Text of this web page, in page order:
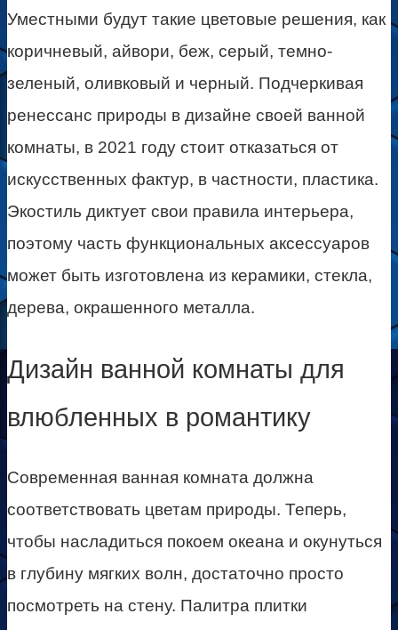
Уместными будут такие цветовые решения, как
коричневый, айвори, беж, серый, темно-
зеленый, оливковый и черный. Подчеркивая
ренессанс природы в дизайне своей ванной
комнаты, в 2021 году стоит отказаться от
искусственных фактур, в частности, пластика.
Экостиль диктует свои правила интерьера,
поэтому часть функциональных аксессуаров
может быть изготовлена из керамики, стекла,
дерева, окрашенного металла.
Дизайн ванной комнаты для
влюбленных в романтику
Современная ванная комната должна
соответствовать цветам природы. Теперь,
чтобы насладиться покоем океана и окунуться
в глубину мягких волн, достаточно просто
посмотреть на стену. Палитра плитки